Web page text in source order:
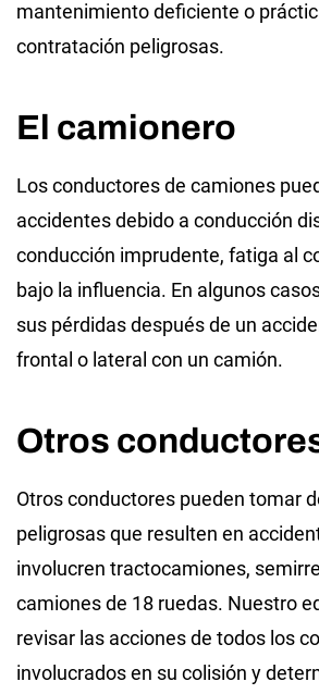
mantenimiento deficiente o
contratación peligrosas.
El camionero
Los conductores de camiones
accidentes debido a conducción
conducción imprudente, fatiga al
bajo la influencia. En algunos
sus pérdidas después de un
frontal o lateral con un camión.
Otros
Otros conductores pueden tomar
peligrosas que resulten en
involucren tractocamiones,
camiones de 18 ruedas. Nuestro
revisar las acciones de todos los
involucrados en su colisión y